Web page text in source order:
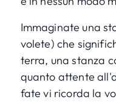
Immaginate una
volete) che
terra, una stanza
quanto attente
fate vi ricorda la